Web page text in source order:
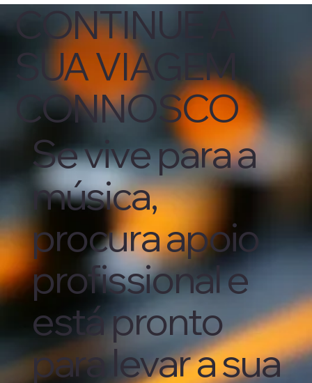
CONTINUE A
SUA VIAGEM
CONNOSCO
Se vive para a
música,
procura apoio
profissional e
está pronto
para levar a sua